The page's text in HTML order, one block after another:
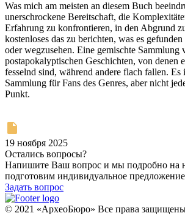
Was mich am meisten an diesem Buch
unerschrockene Bereitschaft, die
Erfahrung zu konfrontieren, in den Abgrund
kostenloses das zu berichten, was es
oder wegzusehen. Eine gemischte Sammlung
postapokalyptischen Geschichten, von denen
fesselnd sind, während andere flach fallen. Es
Sammlung für Fans des Genres, aber nicht
Punkt.
19 ноября 2025
Остались вопросы?
Напишите Ваш вопрос и мы подробно на
подготовим индивидуальное предложение
Задать вопрос
© 2021 «АрхеоБюро» Все права